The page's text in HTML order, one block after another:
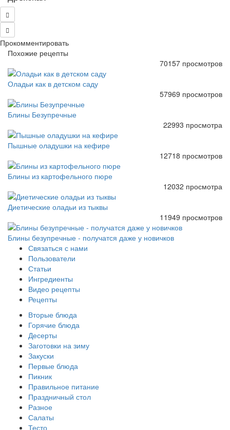
Прокомментировать
Похожие рецепты
70157 просмотров
Оладьи как в детском саду
57969 просмотров
Блины Безупречные
22993 просмотра
Пышные оладушки на кефире
12718 просмотров
Блины из картофельного пюре
12032 просмотра
Диетические оладьи из тыквы
11949 просмотров
Блины безупречные - получатся даже у новичков
Связаться с нами
Пользователи
Статьи
Ингредиенты
Видео рецепты
Рецепты
Вторые блюда
Горячие блюда
Десерты
Заготовки на зиму
Закуски
Первые блюда
Пикник
Правильное питание
Праздничный стол
Разное
Салаты
Тесто